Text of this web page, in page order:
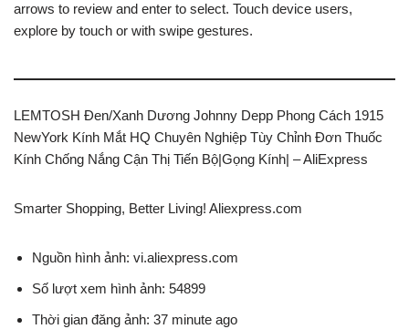
arrows to review and enter to select. Touch device users,
explore by touch or with swipe gestures.
LEMTOSH Đen/Xanh Dương Johnny Depp Phong Cách 1915
NewYork Kính Mắt HQ Chuyên Nghiệp Tùy Chỉnh Đơn Thuốc
Kính Chống Nắng Cận Thị Tiến Bộ|Gọng Kính| – AliExpress
Smarter Shopping, Better Living! Aliexpress.com
Nguồn hình ảnh: vi.aliexpress.com
Số lượt xem hình ảnh: 54899
Thời gian đăng ảnh: 37 minute ago